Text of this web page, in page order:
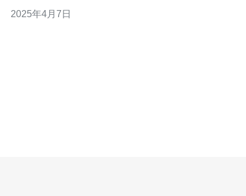
我们的T牌VPS都能满足您的需求。 日本T牌VPS采用先进
2025年4月7日